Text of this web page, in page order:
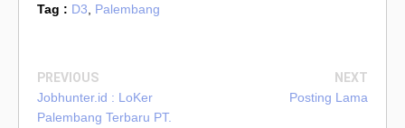
Tag : D3 Palembang
PREVIOUS
Jobhunter.id : LoKer
Palembang Terbaru PT.
NEXT
Posting Lama